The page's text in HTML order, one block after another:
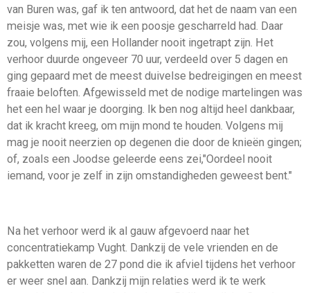
van Buren was, gaf ik ten antwoord, dat het de naam van een
meisje was, met wie ik een poosje gescharreld had. Daar
zou, volgens mij, een Hollander nooit ingetrapt zijn. Het
verhoor duurde ongeveer 70 uur, verdeeld over 5 dagen en
ging gepaard met de meest duivelse bedreigingen en meest
fraaie beloften. Afgewisseld met de nodige martelingen was
het een hel waar je doorging. Ik ben nog altijd heel dankbaar,
dat ik kracht kreeg, om mijn mond te houden. Volgens mij
mag je nooit neerzien op degenen die door de knieën gingen;
of, zoals een Joodse geleerde eens zei,"Oordeel nooit
iemand, voor je zelf in zijn omstandigheden geweest bent."
Na het verhoor werd ik al gauw afgevoerd naar het
concentratiekamp Vught. Dankzij de vele vrienden en de
pakketten waren de 27 pond die ik afviel tijdens het verhoor
er weer snel aan. Dankzij mijn relaties werd ik te werk